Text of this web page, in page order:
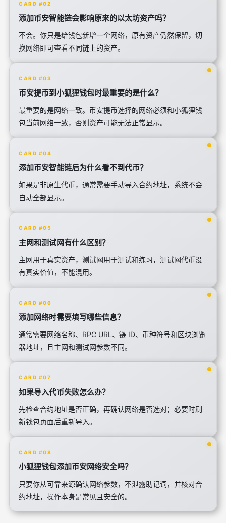
CARD #02
添加币安智能链会影响原来的以太坊资产吗？
不会。你只是给钱包新增一个网络，原有资产仍然保留，切
换网络即可查看不同链上的资产。
CARD #03
币安提币到小狐狸钱包时最重要的是什么？
最重要的是网络一致。币安提币选择的网络必须和小狐狸钱
包当前网络一致，否则资产可能无法正常显示。
CARD #04
添加币安智能链后为什么看不到代币？
如果是非原生代币，通常需要手动导入合约地址，系统不会
自动全部显示。
CARD #05
主网和测试网有什么区别？
主网用于真实资产，测试网用于测试和练习，测试网代币没
有真实价值，不能混用。
CARD #06
添加网络时需要填写哪些信息？
通常需要网络名称、RPC URL、链 ID、币种符号和区块浏览
器地址，且主网和测试网参数不同。
CARD #07
如果导入代币失败怎么办？
先检查合约地址是否正确，再确认网络是否选对；必要时刷
新钱包页面后重新导入。
CARD #08
小狐狸钱包添加币安网络安全吗？
只要你从可靠来源确认网络参数，不泄露助记词，并核对合
约地址，操作本身是常见且安全的。